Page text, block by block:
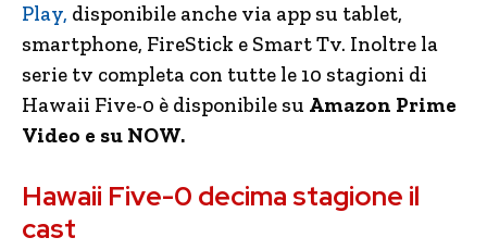
Play, disponibile anche via app su tablet,
smartphone, FireStick e Smart Tv. Inoltre la
serie tv completa con tutte le 10 stagioni di
Hawaii Five-0 è disponibile su Amazon Prime
Video e su NOW.
Hawaii Five-0 decima stagione il
cast